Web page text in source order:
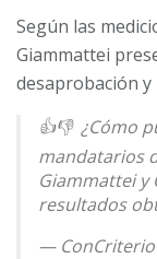
Según las
Giammattei
desaprobación
👍👎 ¿Cómo
mandatarios
Giammattei y
resultados
—